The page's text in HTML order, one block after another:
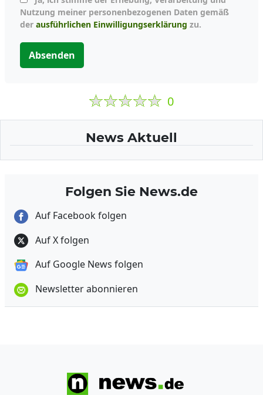
Nutzung meiner personenbezogenen Daten gemäß
der ausführlichen Einwilligungserklärung zu.
Absenden
0
News Aktuell
Folgen Sie News.de
Auf Facebook folgen
Auf X folgen
Auf Google News folgen
Newsletter abonnieren